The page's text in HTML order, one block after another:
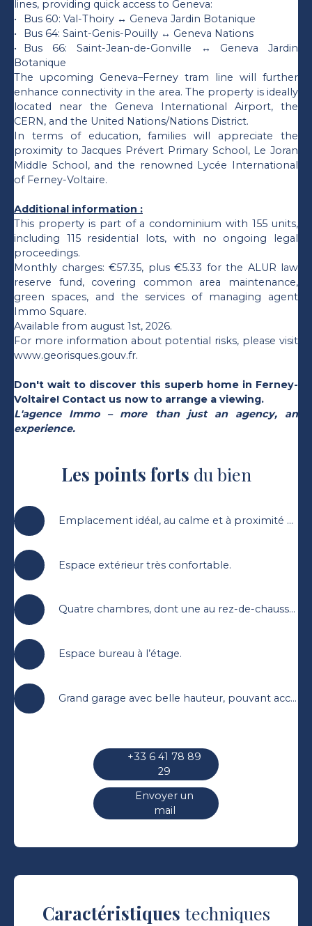
lines, providing quick access to Geneva:
Bus 60: Val-Thoiry ↔ Geneva Jardin Botanique
Bus 64: Saint-Genis-Pouilly ↔ Geneva Nations
Bus 66: Saint-Jean-de-Gonville ↔ Geneva Jardin
Botanique
The upcoming Geneva–Ferney tram line will further
enhance connectivity in the area. The property is ideally
located near the Geneva International Airport, the
CERN, and the United Nations/Nations District.
In terms of education, families will appreciate the
proximity to Jacques Prévert Primary School, Le Joran
Middle School, and the renowned Lycée International
of Ferney-Voltaire.
Additional information :
This property is part of a condominium with 155 units,
including 115 residential lots, with no ongoing legal
proceedings.
Monthly charges: €57.35, plus €5.33 for the ALUR law
reserve fund, covering common area maintenance,
green spaces, and the services of managing agent
Immo Square.
Available from august 1st, 2026.
For more information about potential risks, please visit
www.georisques.gouv.fr.
Don't wait to discover this superb home in Ferney-
Voltaire! Contact us now to arrange a viewing.
L'agence Immo – more than just an agency, an
experience.
Les points forts du bien
Emplacement idéal, au calme et à proximité de toutes les commodités.
Espace extérieur très confortable.
Quatre chambres, dont une au rez-de-chaussée.
Espace bureau à l’étage.
Grand garage avec belle hauteur, pouvant accueillir une mezzanine.
+33 6 41 78 89
29
Envoyer un
mail
Caractéristiques techniques